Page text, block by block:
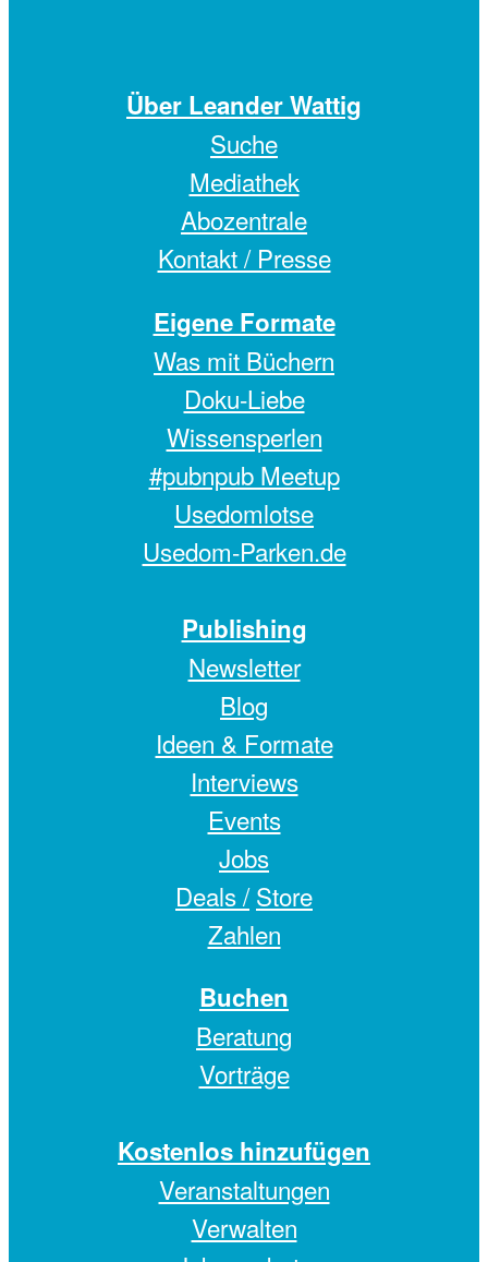
Über Leander Wattig
Suche
Mediathek
Abozentrale
Kontakt / Presse
Eigene Formate
Was mit Büchern
Doku-Liebe
Wissensperlen
#pubnpub Meetup
Usedomlotse
Usedom-Parken.de
Publishing
Newsletter
Blog
Ideen & Formate
Interviews
Events
Jobs
Deals / Store
Zahlen
Buchen
Beratung
Vorträge
Kostenlos hinzufügen
Veranstaltungen
Verwalten